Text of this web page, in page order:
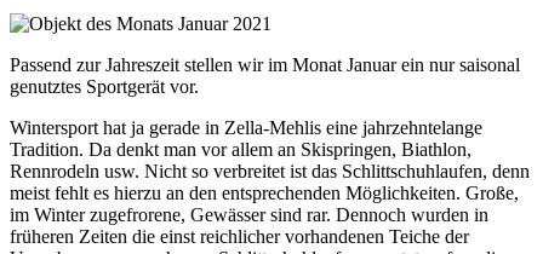
Passend zur Jahreszeit stellen wir im Monat Januar ein nur saisonal
genutztes Sportgerät vor.
Wintersport hat ja gerade in Zella-Mehlis eine jahrzehntelange
Tradition. Da denkt man vor allem an Skispringen, Biathlon,
Rennrodeln usw. Nicht so verbreitet ist das Schlittschuhlaufen, denn
meist fehlt es hierzu an den entsprechenden Möglichkeiten. Große,
im Winter zugefrorene, Gewässer sind rar. Dennoch wurden in
früheren Zeiten die einst reichlicher vorhandenen Teiche der